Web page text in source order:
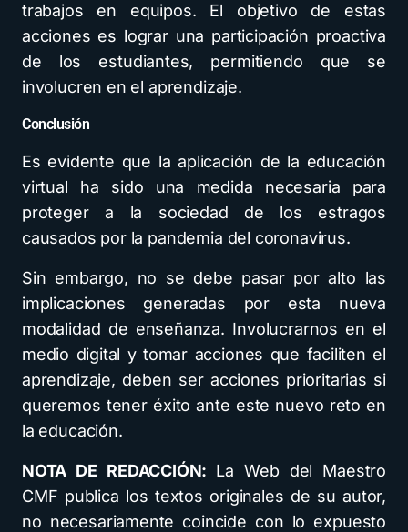
trabajos en equipos. El objetivo de estas
acciones es lograr una participación proactiva
de los estudiantes, permitiendo que se
involucren en el aprendizaje.
Conclusión
Es evidente que la aplicación de la educación
virtual ha sido una medida necesaria para
proteger a la sociedad de los estragos
causados por la pandemia del coronavirus.
Sin embargo, no se debe pasar por alto las
implicaciones generadas por esta nueva
modalidad de enseñanza. Involucrarnos en el
medio digital y tomar acciones que faciliten el
aprendizaje, deben ser acciones prioritarias si
queremos tener éxito ante este nuevo reto en
la educación.
NOTA DE REDACCIÓN: La Web del Maestro
CMF publica los textos originales de su autor,
no necesariamente coincide con lo expuesto